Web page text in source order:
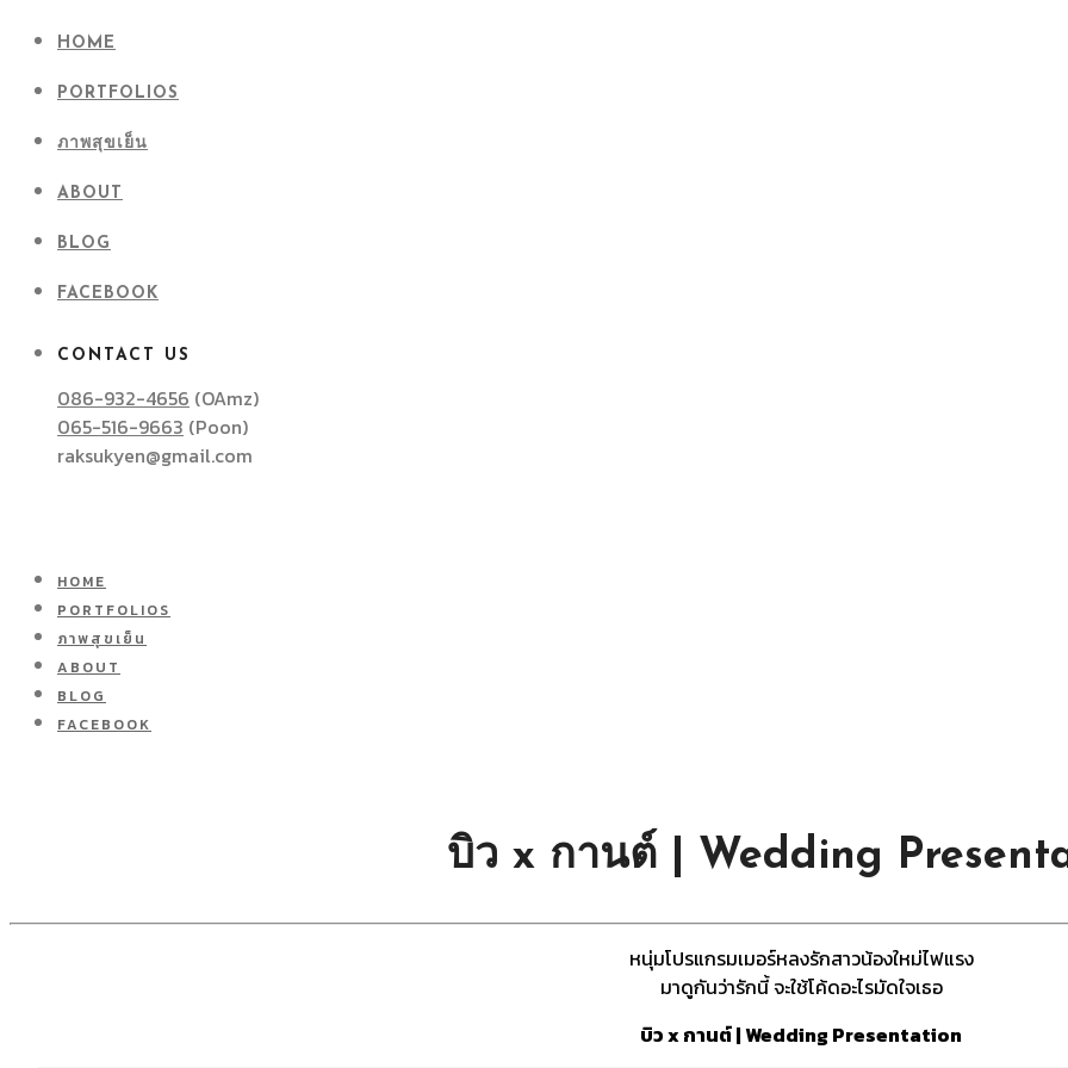
HOME
PORTFOLIOS
ภาพสุขเย็น
ABOUT
BLOG
FACEBOOK
CONTACT US
086-932-4656 (OAmz)
065-516-9663 (Poon)
raksukyen@gmail.com
HOME
PORTFOLIOS
ภาพสุขเย็น
ABOUT
BLOG
FACEBOOK
บิว x กานต์ | Wedding
หนุ่มโปรแกรมเมอร์หลงรักสาวน้องใหม่ไฟแรง
มาดูกันว่ารักนี้ จะใช้โค้ดอะไรมัดใจเธอ
บิว x กานต์ | Wedding Presentation